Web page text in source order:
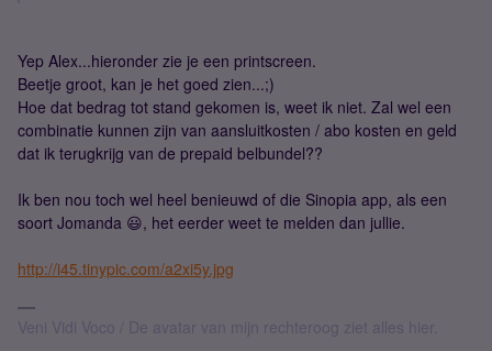
Yep Alex...hieronder zie je een printscreen.
Beetje groot, kan je het goed zien...;)
Hoe dat bedrag tot stand gekomen is, weet ik niet. Zal wel een
combinatie kunnen zijn van aansluitkosten / abo kosten en geld
dat ik terugkrijg van de prepaid belbundel??
Ik ben nou toch wel heel benieuwd of die Sinopia app, als een
soort Jomanda 😃, het eerder weet te melden dan jullie.
http://i45.tinypic.com/a2xi5y.jpg
Veni Vidi Voco / De avatar van mijn rechteroog ziet alles hier.